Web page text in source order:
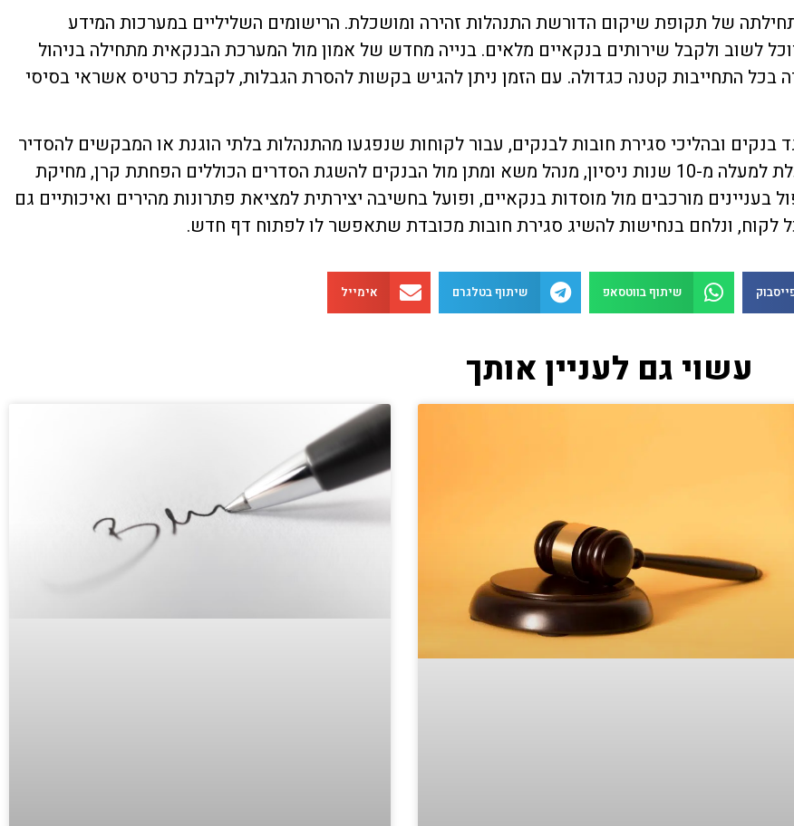
של תקופת שיקום הדורשת התנהלות זהירה ומושכלת. הרישומים השליליים במערכות המידע
לשוב ולקבל שירותים בנקאיים מלאים. בנייה מחדש של אמון מול המערכת הבנקאית מתחילה בניהול
בכל התחייבות קטנה כגדולה. עם הזמן ניתן להגיש בקשות להסרת הגבלות, לקבלת כרטיס אשראי בסיסי
בנקים ובהליכי סגירת חובות לבנקים, עבור לקוחות שנפגעו מהתנהלות בלתי הוגנת או המבקשים להסדיר
את חובותיהם. המשרד, בניהולה של עו"ד קורל פרג'יאן בעלת למעלה מ-10 שנות ניסיון, מנהל משא ומתן מול הבנקים להשגת הסדרים הכוללים הפחתת קרן, מחיקת
מורכבים מול מוסדות בנקאיים, ופועל בחשיבה יצירתית למציאת פתרונות מהירים ואיכותיים גם
לקוח, ונלחם בנחישות להשיג סגירת חובות מכובדת שתאפשר לו לפתוח דף חדש.
שיתוף בווטסאפ שיתוף בטלגרם אימייל
עשוי גם לעניין אותך